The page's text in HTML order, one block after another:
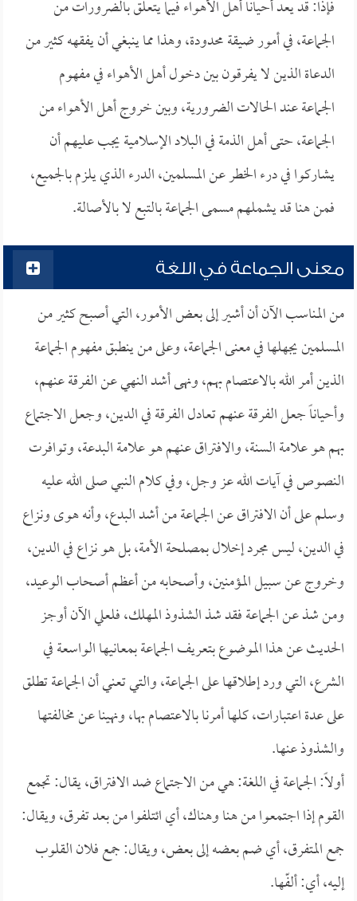
فإذاً: قد يعد أحياناً أهل الأهواء فيما يتعلق بالضرورات من
الجماعة، في أمور ضيقة محدودة، وهذا مما ينبغي أن يفقهه كثير من
الدعاة الذين لا يفرقون بين دخول أهل الأهواء في مفهوم
الجماعة عند الحالات الضرورية، وبين خروج أهل الأهواء من
الجماعة، حتى أهل الذمة في البلاد الإسلامية يجب عليهم أن
يشاركوا في درء الخطر عن المسلمين، الدرء الذي يلزم بالجميع،
فمن هنا قد يشملهم مسمى الجماعة بالتبع لا بالأصالة.
معنى الجماعة في اللغة
من المناسب الآن أن أشير إلى بعض الأمور، التي أصبح كثير من
المسلمين يجهلها في معنى الجماعة، وعلى من ينطبق مفهوم الجماعة
الذين أمر الله بالاعتصام بهم، ونهى أشد النهي عن الفرقة عنهم،
وأحياناً جعل الفرقة عنهم تعادل الفرقة في الدين، وجعل الاجتماع
بهم هو علامة السنة، والافتراق عنهم هو علامة البدعة، وتوافرت
النصوص في آيات الله عز وجل، وفي كلام النبي صلى الله عليه
وسلم على أن الافتراق عن الجماعة من أشد البدع، وأنه هوى ونزاع
في الدين، ليس مجرد إخلال بمصلحة الأمة، بل هو نزاع في الدين،
وخروج عن سبيل المؤمنين، وأصحابه من أعظم أصحاب الوعيد،
ومن شذ عن الجماعة فقد شذ الشذوذ المهلك، فلعلي الآن أوجز
الحديث عن هذا الموضوع بتعريف الجماعة بمعانيها الواسعة في
الشرع، التي ورد إطلاقها على الجماعة، والتي تعني أن الجماعة تطلق
على عدة اعتبارات، كلها أمرنا بالاعتصام بها، ونهينا عن مخالفتها
والشذوذ عنها.
أولاً: الجماعة في اللغة: هي من الاجتماع ضد الافتراق، يقال: تجمع
القوم إذا اجتمعوا من هنا وهناك، أي ائتلفوا من بعد تفرق، ويقال:
جمع المتفرق، أي ضم بعضه إلى بعض، ويقال: جمع فلان القلوب
إليه، أي: ألفّها.